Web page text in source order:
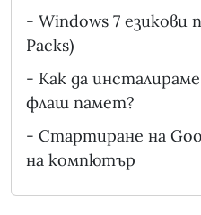
- Windows 7 езикови
Packs)
- Как да
флаш памет?
- Стартиране на
на компютър